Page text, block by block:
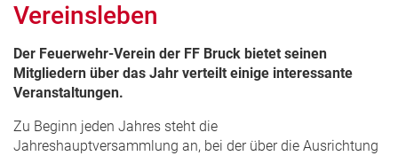
Vereinsleben
Der Feuerwehr-Verein der FF Bruck bietet seinen
Mitgliedern über das Jahr verteilt einige interessante
Veranstaltungen.
Zu Beginn jeden Jahres steht die
Jahreshauptversammlung an, bei der über die Ausrichtung